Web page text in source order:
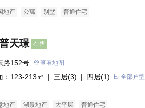
地产 公寓 别墅 普通住宅
天璟 在售
路152号 查看地图
：123-213㎡ | 三居(3) | 四居(1) 全部户型
地产 湖景地产 大平层 普通住宅